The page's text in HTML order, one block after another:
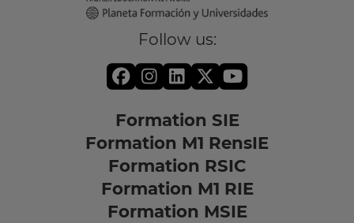
Follow us:
Formation SIE
Formation M1 RensIE
Formation RSIC
Formation M1 RIE
Formation MSIE